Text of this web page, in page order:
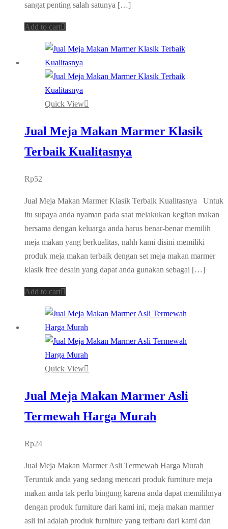
sangat penting salah satunya […]
Add to cart
Quick View
Jual Meja Makan Marmer Klasik
Terbaik Kualitasnya
Rp52
Jual Meja Makan Marmer Klasik Terbaik Kualitasnya Untuk
itu supaya anda nyaman pada saat melakukan kegitan makan
bersama dengan keluarga anda harus benar-benar memilih
meja makan yang berkualitas, nahh kami disini memiliki
produk meja makan terbaik dengan set meja makan marmer
klasik free desain yang dapat anda gunakan sebagai […]
Add to cart
Quick View
Jual Meja Makan Marmer Asli
Termewah Harga Murah
Rp24
Jual Meja Makan Marmer Asli Termewah Harga Murah
Teruntuk anda yang sedang mencari produk furniture meja
makan anda tak perlu bingung karena anda dapat memilihnya
dengan produk furniture dari kami ini, meja makan marmer
asli ini adalah produk furniture yang terbaru dari kami dan